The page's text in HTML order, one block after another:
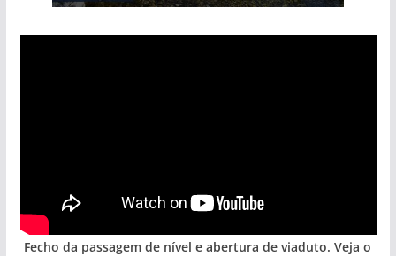
Fecho da passagem de nível e abertura de viaduto. Veja o